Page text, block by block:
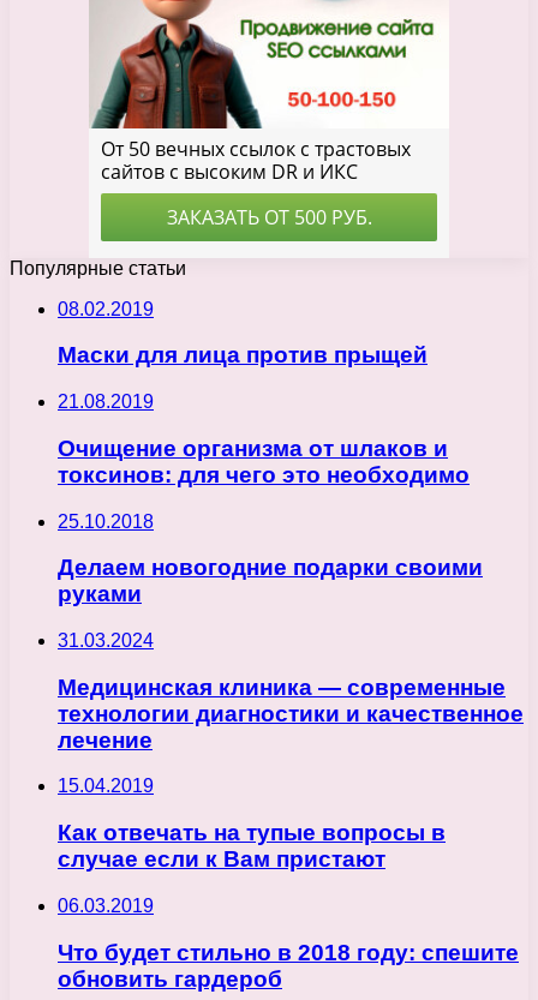
Популярные статьи
08.02.2019
Маски для лица против прыщей
21.08.2019
Очищение организма от шлаков и
токсинов: для чего это необходимо
25.10.2018
Делаем новогодние подарки своими
руками
31.03.2024
Медицинская клиника — современные
технологии диагностики и качественное
лечение
15.04.2019
Как отвечать на тупые вопросы в
случае если к Вам пристают
06.03.2019
Что будет стильно в 2018 году: спешите
обновить гардероб